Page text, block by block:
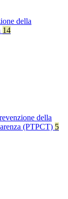
della
14
della
(PTPCT) 5